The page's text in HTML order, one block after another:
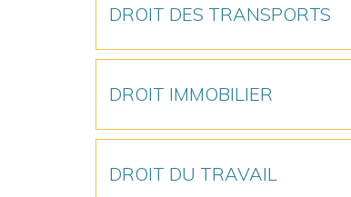
DROIT DES TRANSPORTS
DROIT IMMOBILIER
DROIT DU TRAVAIL